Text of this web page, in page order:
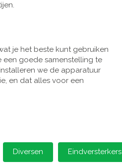
je het beste kunt gebruiken
een goede samenstelling te
we de apparatuur
en dat alles voor een
Diversen Eindversterkers